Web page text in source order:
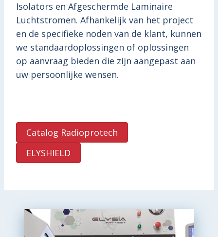
Isolators en Afgeschermde Laminaire
Luchtstromen. Afhankelijk van het project
en de specifieke noden van de klant, kunnen
we standaardoplossingen of oplossingen
op aanvraag bieden die zijn aangepast aan
uw persoonlijke wensen.
Catalog Radioprotech
ELYSHIELD